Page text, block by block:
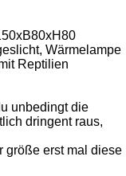
Wärmelampe
Reptilien
unbedingt die
dringent raus,
größe erst mal diese